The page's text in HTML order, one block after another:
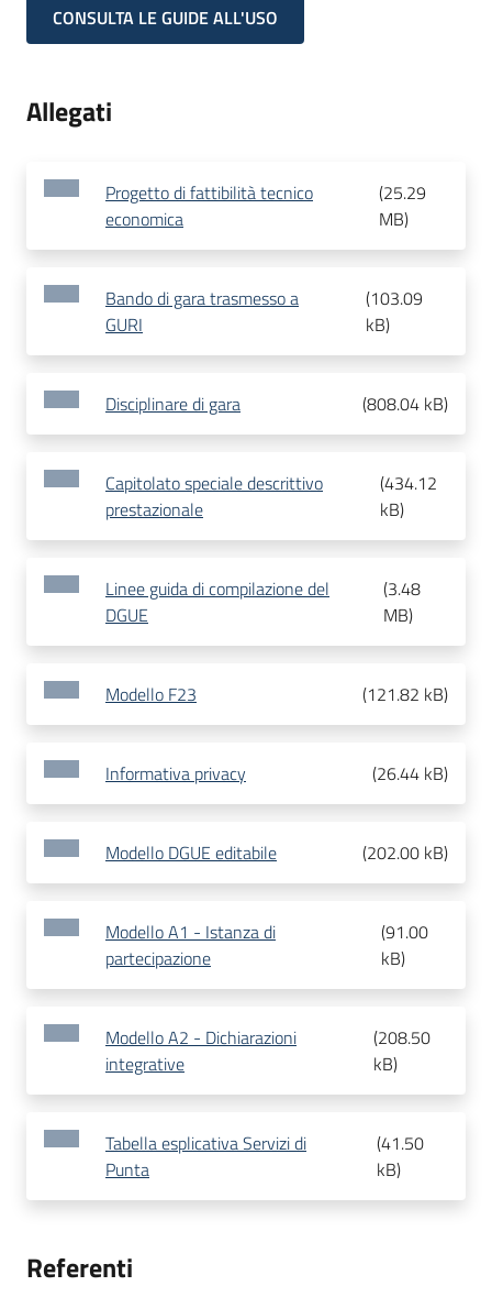
CONSULTA LE GUIDE ALL'USO
Allegati
Progetto di fattibilità tecnico
economica
(25.29
MB)
Bando di gara trasmesso a
GURI
(103.09
kB)
Disciplinare di gara (808.04 kB)
Capitolato speciale descrittivo
prestazionale
(434.12
kB)
Linee guida di compilazione del
DGUE
(3.48
MB)
Modello F23 (121.82 kB)
Informativa privacy (26.44 kB)
Modello DGUE editabile (202.00 kB)
Modello A1 - Istanza di
partecipazione
(91.00
kB)
Modello A2 - Dichiarazioni
integrative
(208.50
kB)
Tabella esplicativa Servizi di
Punta
(41.50
kB)
Referenti